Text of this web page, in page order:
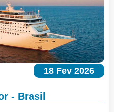
18 Fev 2026
- Brasil